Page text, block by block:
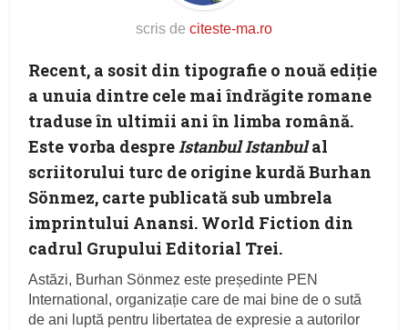
scris de citeste-ma.ro
Recent, a sosit din tipografie o nouă ediție
a unuia dintre cele mai îndrăgite romane
traduse în ultimii ani în limba română.
Este vorba despreIstanbul Istanbulal
scriitorului turc de origine kurdăBurhan
Sönmez, carte publicată sub umbrela
imprintului Anansi. World Fiction din
cadrul Grupului Editorial Trei.
Astăzi, Burhan Sönmez este președinte PEN
International, organizație care de mai bine de o sută
de ani luptă pentru libertatea de expresie a autorilor